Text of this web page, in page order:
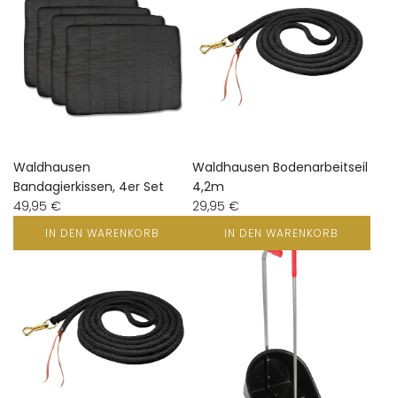
Waldhausen
Bandagierkissen, 4er Set
49,95 €
IN DEN WARENKORB
Waldhausen Bodenarbeitseil
4,2m
29,95 €
IN DEN WARENKORB